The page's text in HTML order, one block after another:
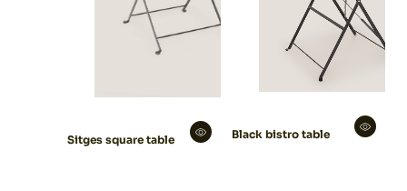
Sitges square table Black bistro table